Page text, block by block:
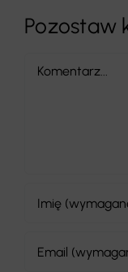
Pozostaw
Comment